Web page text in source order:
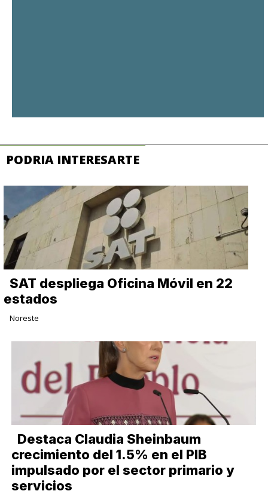
PODRIA INTERESARTE
SAT despliega Oficina Móvil en 22
estados
Noreste
Destaca Claudia Sheinbaum
crecimiento del 1.5% en el PIB
impulsado por el sector primario y
servicios